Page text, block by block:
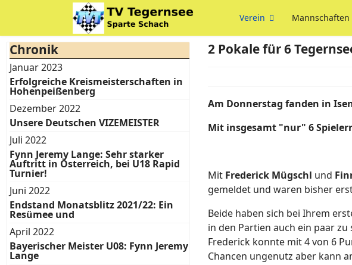
Verein Mannschaften
Chronik
Januar 2023
Erfolgreiche Kreismeisterschaften in
Hohenpeißenberg
Dezember 2022
Unsere Deutschen VIZEMEISTER
Juli 2022
Fynn Jeremy Lange: Sehr starker
Auftritt in Österreich, bei U18 Rapid
Turnier!
Juni 2022
Endstand Monatsblitz 2021/22: Ein
Resümee und
April 2022
Bayerischer Meister U08: Fynn Jeremy
Lange
2 Pokale für 6
Am Donnerstag fanden in
Mit insgesamt "nur" 6
Mit Frederick Mügschl und
gemeldet und waren bisher
Beide haben sich bei Ihrem
in den Partien auch ein paar
Frederick konnte mit 4 von 6
Chancen ungenutz aber kann